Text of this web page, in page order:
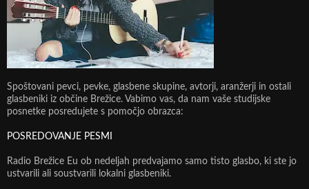
Spoštovani pevci, pevke, glasbene skupine, avtorji, aranžerji in ostali
glasbeniki iz občine Brežice. Vabimo vas, da nam vaše studijske
posnetke posredujete s pomočjo obrazca:
POSREDOVANJE PESMI
Radio Brežice Eu ob nedeljah predvajamo samo tisto glasbo, ki ste jo
ustvarili ali soustvarili lokalni glasbeniki.